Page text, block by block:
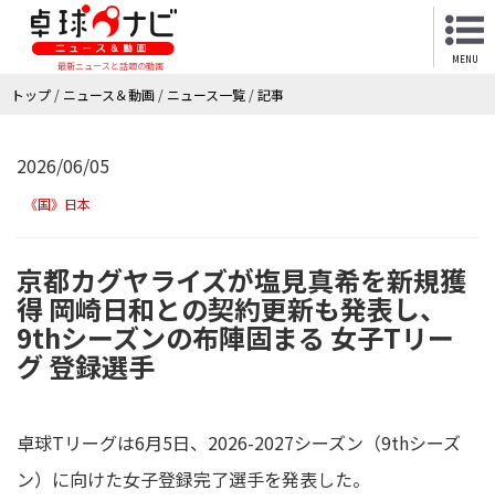
最新ニュースと話題の動画
MENU
トップ / ニュース＆動画 / ニュース一覧 /記事
2026/06/05
《国》日本
京都カグヤライズが塩見真希を新規獲
得 岡崎日和との契約更新も発表し、
9thシーズンの布陣固まる 女子Tリー
グ 登録選手
卓球Tリーグは6月5日、2026-2027シーズン（9thシーズ
ン）に向けた女子登録完了選手を発表した。